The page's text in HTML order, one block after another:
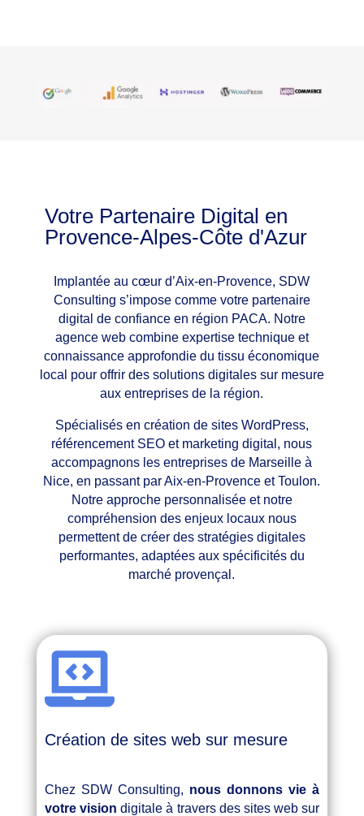
Votre Partenaire Digital en
Provence-Alpes-Côte d'Azur
Implantée au cœur d’Aix-en-Provence, SDW
Consulting s’impose comme votre partenaire
digital de confiance en région PACA. Notre
agence web combine expertise technique et
connaissance approfondie du tissu économique
local pour offrir des solutions digitales sur mesure
aux entreprises de la région.
Spécialisés en création de sites WordPress,
référencement SEO et marketing digital, nous
accompagnons les entreprises de Marseille à
Nice, en passant par Aix-en-Provence et Toulon.
Notre approche personnalisée et notre
compréhension des enjeux locaux nous
permettent de créer des stratégies digitales
performantes, adaptées aux spécificités du
marché provençal.

Création de sites web sur mesure
Chez SDW Consulting, nous donnons vie à
votre vision digitale à travers des sites web sur